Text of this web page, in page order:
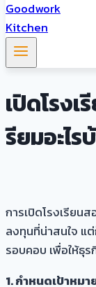
เปิดโรง
รียมอะไร
การเปิดโรงเรียน
ลงทุนที่น่าสนใจ แ
รอบคอบ เพื่อให้ธุ
1. กำหนดเป้าหม